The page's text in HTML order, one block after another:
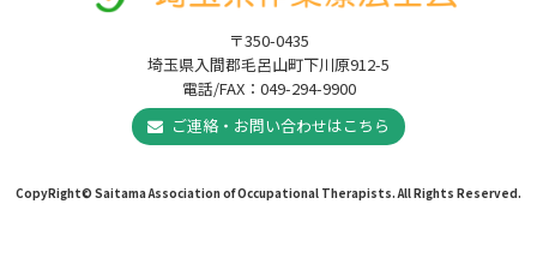
〒350-0435
埼玉県入間郡毛呂山町下川原912-5
電話/FAX：049-294-9900
ご連絡・お問い合わせはこちら
CopyRight© Saitama Association of Occupational Therapists. All Rights Reserved.